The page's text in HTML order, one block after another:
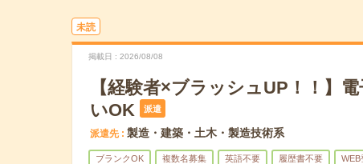
未読
掲載日 2026/08/08
【経験者×ブラッシュUP！！】
いOK
派遣
派遣先 製造・建築・土木・製造技術系
ブランクOK 複数名募集 英語不要 履歴書不要 WEB